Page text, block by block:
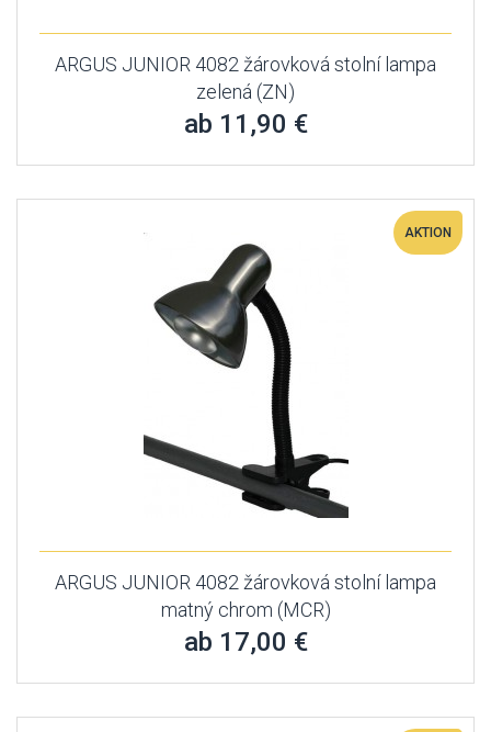
ARGUS JUNIOR 4082 žárovková stolní lampa
zelená (ZN)
ab 11,90 €
AKTION
ARGUS JUNIOR 4082 žárovková stolní lampa
matný chrom (MCR)
ab 17,00 €